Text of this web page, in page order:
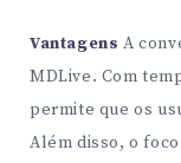
Vantagens A
MDLive. Com
permite que os
Além disso, o